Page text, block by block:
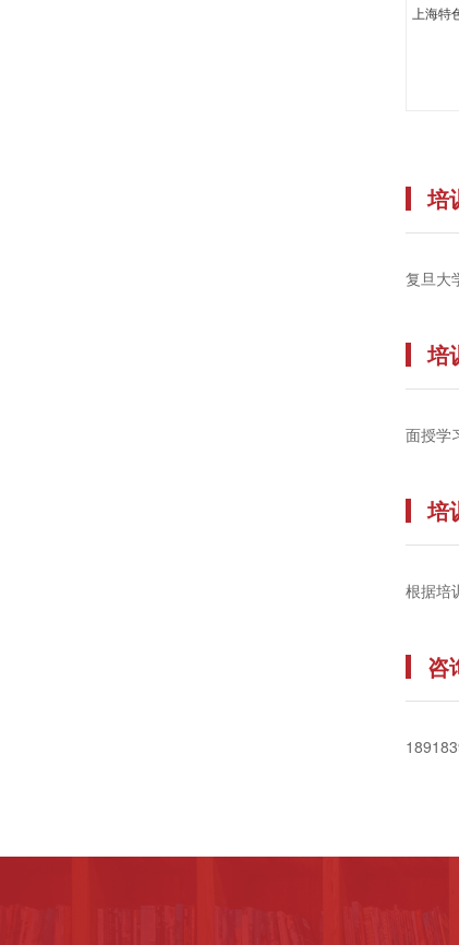
上海特
培
复旦大
培
面授学
培
根据培
咨